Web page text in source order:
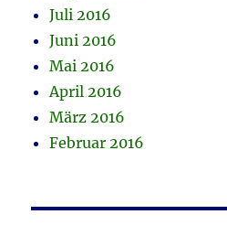
Juli 2016
Juni 2016
Mai 2016
April 2016
März 2016
Februar 2016